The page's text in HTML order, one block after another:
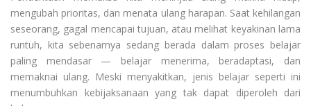
mengubah prioritas, dan menata ulang harapan. Saat kehilangan
seseorang, gagal mencapai tujuan, atau melihat keyakinan lama
runtuh, kita sebenarnya sedang berada dalam proses belajar
paling mendasar — belajar menerima, beradaptasi, dan
memaknai ulang. Meski menyakitkan, jenis belajar seperti ini
menumbuhkan kebijaksanaan yang tak dapat diperoleh dari